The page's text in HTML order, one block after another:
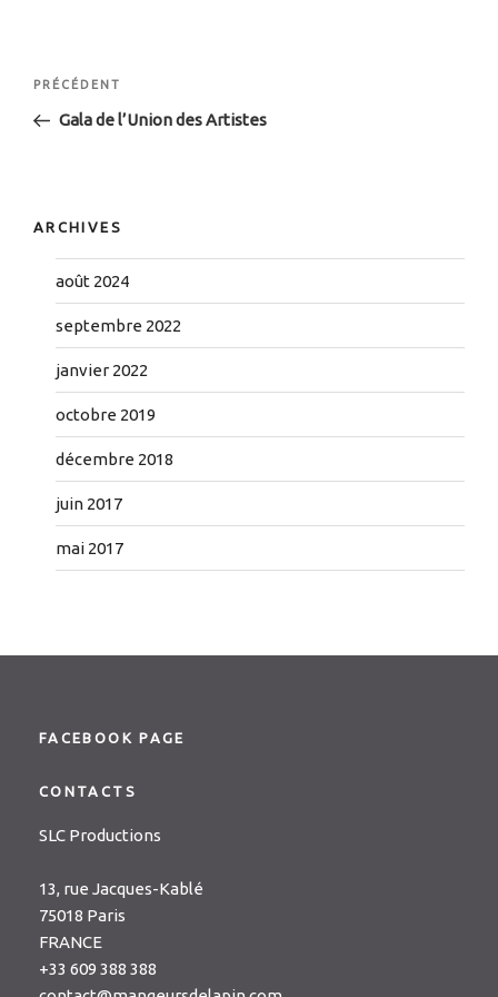
Navigation
l’article
Article
précédent
PRÉCÉDENT
Gala de l’Union des Artistes
ARCHIVES
août 2024
septembre 2022
janvier 2022
octobre 2019
décembre 2018
juin 2017
mai 2017
FACEBOOK PAGE
CONTACTS
SLC Productions
13, rue Jacques-Kablé
75018 Paris
FRANCE
+33 609 388 388